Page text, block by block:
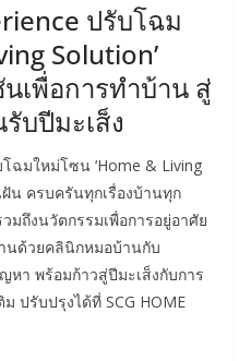
ปรับโฉม
Solution’
เพื่อการทำบ้าน สู่
บปีมะเส็ง
ฉมใหม่โซน ‘Home & Living
น ครบครันทุกเรื่องบ้านทุก
ถึงนวัตกรรมเพื่อการอยู่อาศัย
นด้วยคลินิกหมอบ้านกับ
า พร้อมก้าวสู่ปีมะเส็งกับการ
ปรับปรุงได้ที่ SCG HOME